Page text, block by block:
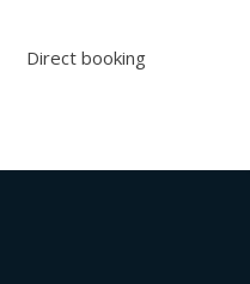
Direct booking